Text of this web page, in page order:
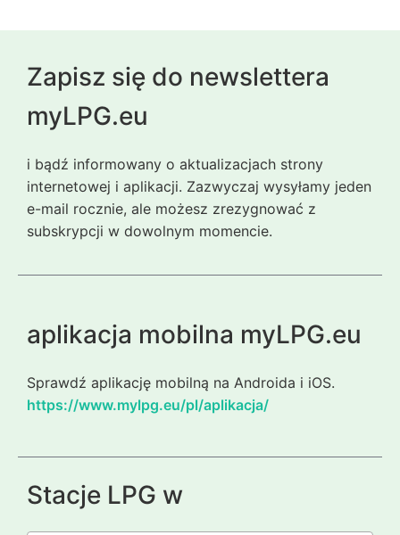
Zapisz się do newslettera
myLPG.eu
i bądź informowany o aktualizacjach strony
internetowej i aplikacji. Zazwyczaj wysyłamy jeden
e-mail rocznie, ale możesz zrezygnować z
subskrypcji w dowolnym momencie.
aplikacja mobilna myLPG.eu
Sprawdź aplikację mobilną na Androida i iOS.
https://www.mylpg.eu/pl/aplikacja/
Stacje LPG w